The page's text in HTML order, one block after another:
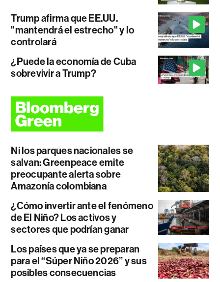
Trump afirma que EE.UU.
"mantendrá el estrecho" y lo
controlará
¿Puede la economía de Cuba
sobrevivir a Trump?
Ni los parques nacionales se
salvan: Greenpeace emite
preocupante alerta sobre
Amazonía colombiana
¿Cómo invertir ante el fenómeno
de El Niño? Los activos y
sectores que podrían ganar
Los países que ya se preparan
para el “Súper Niño 2026” y sus
posibles consecuencias